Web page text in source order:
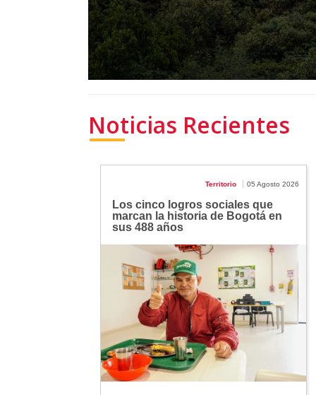
Noticias Recientes
Territorio 05 Agosto 2026
Los cinco logros sociales que
marcan la historia de Bogotá en
sus 488 años